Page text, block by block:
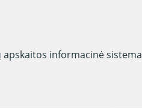
informacinė sistema